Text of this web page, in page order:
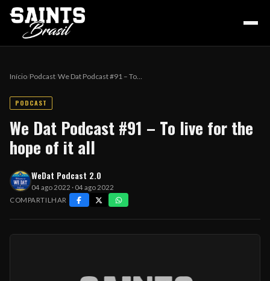
HOME
PODCAST
COLUNA DO ZÉ
Início Podcast We Dat Podcast #91 – To…
PODCAST
We Dat Podcast #91 – To live for the
hope of it all
WeDat Podcast 2.0
04 ago 2022 · 04 ago 2022
COMPARTILHAR